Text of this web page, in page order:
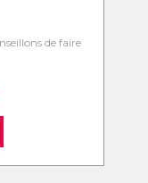
de faire